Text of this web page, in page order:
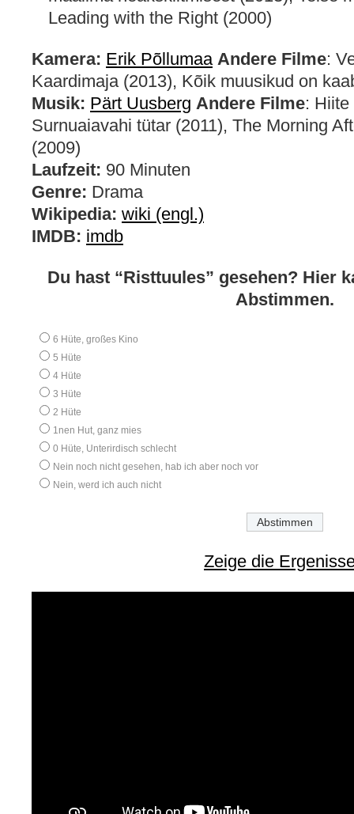
Leading with the Right (2000)
Kamera: Erik Põllumaa Andere Filme:
Kaardimaja (2013), Kõik muusikud on
Musik: Pärt Uusberg Andere Filme:
Surnuaiavahi tütar (2011), The Morning
(2009)
Laufzeit: 90 Minuten
Genre: Drama
Wikipedia: wiki (engl.)
IMDB: imdb
Du hast “Risttuules” gesehen? Hier
Abstimmen.
6 Hüte, großes Kino
5 Hüte
4 Hüte
3 Hüte
2 Hüte
1nen Hut, ganz mies
0 Hüte, Unterirdisch schlecht
Nein noch nicht gesehen, hab ich aber noch vor
Nein, werd ich auch nicht
Zeige die